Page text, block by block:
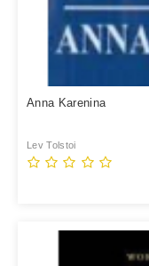
Anna Karenina
Lev Tolstoi